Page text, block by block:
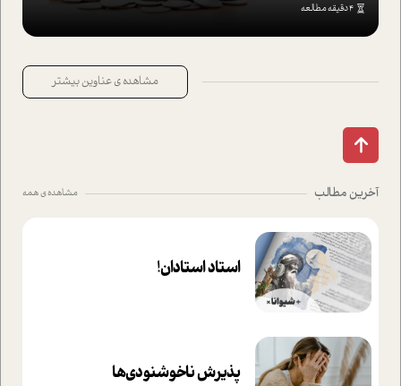
4 دقیقه مطالعه
مشاهده ی عناوین بیشتر
آخرین مطالب مشاهده ی همه
استاد استادان!
پذیرش ناخوشنودی‌ها